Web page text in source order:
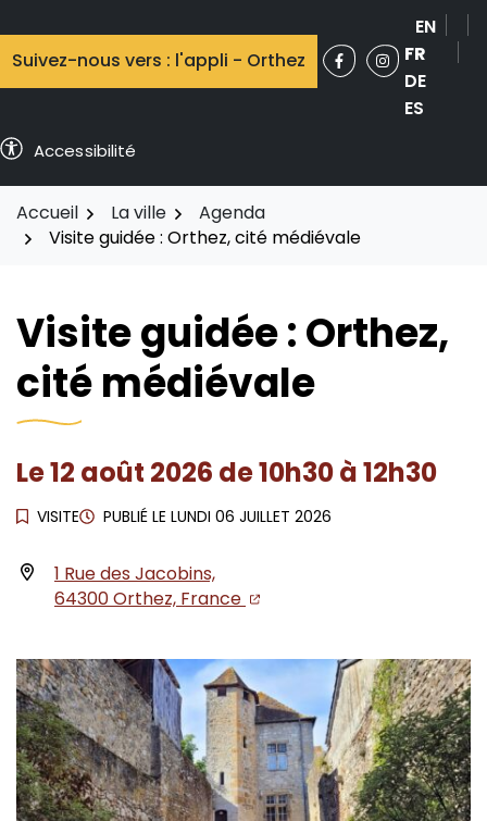
au
contenu
EN
FR
DE
ES
Facebook
(ouverture dans
Instagram
(ouverture
Suivez-nous vers : l'appli - Orthez
Accessibilité
Accueil La ville
Agenda
Visite guidée : Orthez, cité médiévale
Visite guidée : Orthez,
cité médiévale
Le12 août 2026 de 10h30 à 12h30
VISITE PUBLIÉ LE LUNDI 06 JUILLET 2026
INFOS UTILES
1 Rue des Jacobins,
64300 Orthez, France (ouverture dans un nouvel
(ouverture dans un